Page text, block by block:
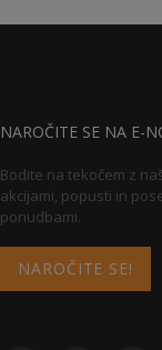
NAROČITE SE NA E-
Bodite na tekočem z
akcijami, popusti in
ponudbami.
NAROČITE SE!